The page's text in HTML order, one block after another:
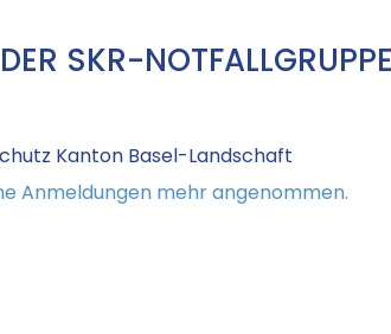
SKR-NOTFALLGRUPPE
Kanton Basel-Landschaft
Anmeldungen mehr angenommen.